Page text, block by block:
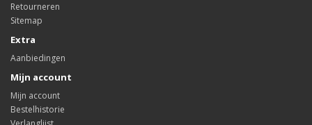
Retourneren
Sitemap
Extra
Aanbiedingen
Mijn account
Mijn account
Bestelhistorie